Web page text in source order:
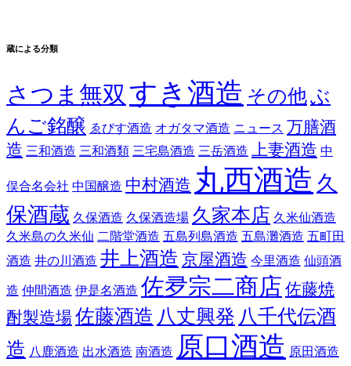
蔵による分類
さつま無双 すき酒造 その他ぶ
んご銘醸 ゑびす酒造 オガタマ酒造 ニュース 万膳酒
造 三和酒造 三和酒類 三宅島酒造 三岳酒造 上妻酒造 中
俣合名会社 中国醸造 中村酒造 丸西酒造 久
保酒蔵 久保酒造 久保酒造場 久家本店 久米仙酒造
久米島の久米仙 二階堂酒造 五島列島酒造 五島灘酒造 五町田
酒造 井の川酒造 井上酒造 京屋酒造 今里酒造 仙頭酒
造 仲間酒造 伊是名酒造 佐夛宗二商店 佐藤焼
酎製造場佐藤酒造 八丈興発 八千代伝酒
造 八鹿酒造 出水酒造 南酒造 原口酒造 原田酒造